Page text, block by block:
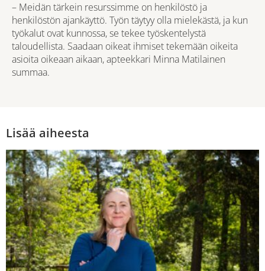
– Meidän tärkein resurssimme on henkilöstö ja
henkilöstön ajankäyttö. Työn täytyy olla mielekästä, ja kun
työkalut ovat kunnossa, se tekee työskentelystä
taloudellista. Saadaan oikeat ihmiset tekemään oikeita
asioita oikeaan aikaan, apteekkari Minna Matilainen
summaa.
Lisää aiheesta